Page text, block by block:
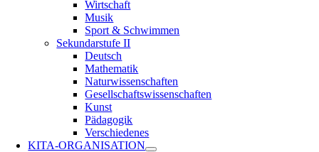
Wirtschaft
Musik
Sport & Schwimmen
Sekundarstufe II
Deutsch
Mathematik
Naturwissenschaften
Gesellschaftswissenschaften
Kunst
Pädagogik
Verschiedenes
KITA-ORGANISATION